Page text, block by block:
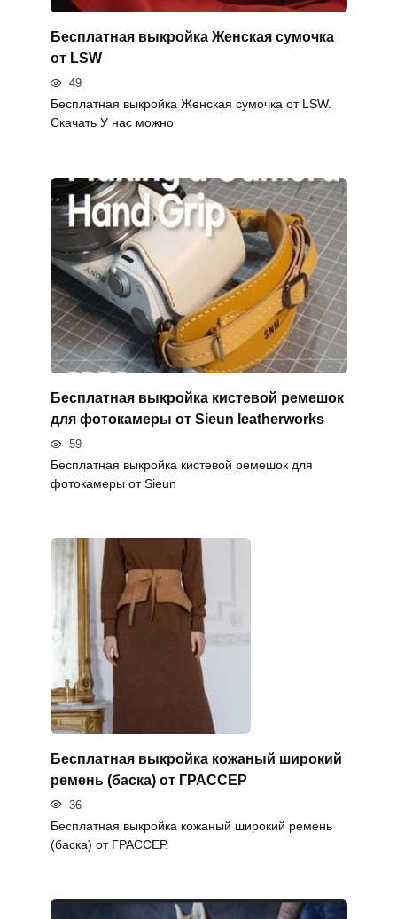
Бесплатная выкройка Женская сумочка
от LSW
49
Бесплатная выкройка Женская сумочка от LSW.
Скачать У нас можно
Бесплатная выкройка кистевой ремешок
для фотокамеры от Sieun leatherworks
59
Бесплатная выкройка кистевой ремешок для
фотокамеры от Sieun
Бесплатная выкройка кожаный широкий
ремень (баска) от ГРАССЕР
36
Бесплатная выкройка кожаный широкий ремень
(баска) от ГРАССЕР.